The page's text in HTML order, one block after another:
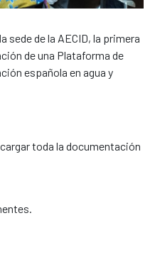
sede de la AECID, la primera
de una Plataforma de
española en agua y
toda la documentación